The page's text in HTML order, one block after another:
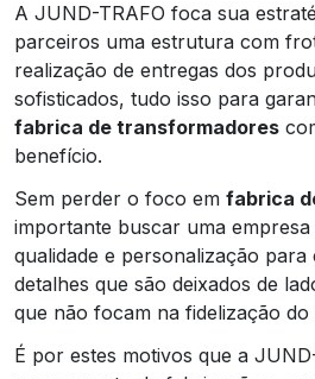
A JUND-TRAFO foca sua
parceiros uma estrutura com
realização de entregas dos
sofisticados, tudo isso para
fabrica de transformadores
benefício.
Sem perder o foco em fabrica
importante buscar uma
qualidade e personalização para
detalhes que são deixados de
que não focam na fidelização do
É por estes motivos que a